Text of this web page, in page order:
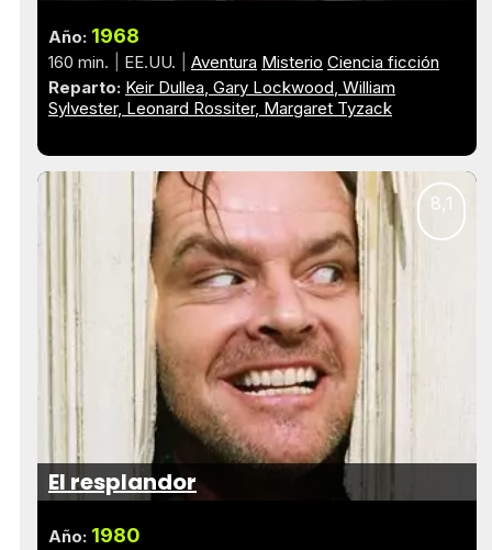
Año: 1968
160 min. EE.UU. Aventura Misterio Ciencia ficción
Reparto: Keir Dullea Gary Lockwood William
Sylvester Leonard Rossiter Margaret Tyzack
8,1
El resplandor
Año: 1980